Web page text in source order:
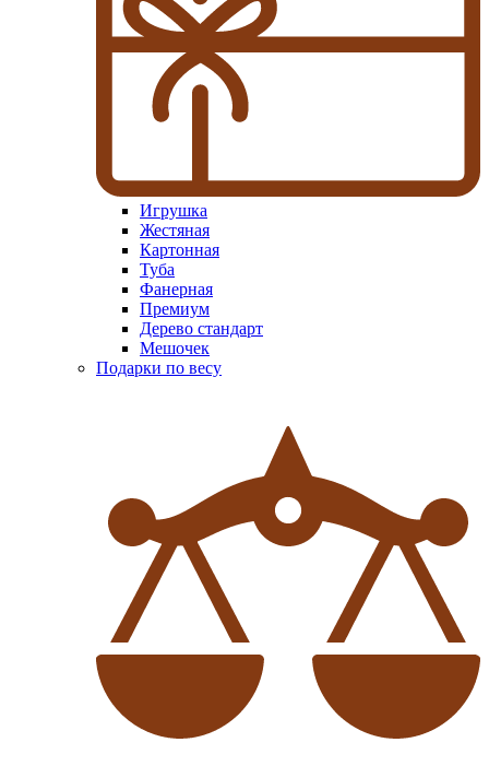
Игрушка
Жестяная
Картонная
Туба
Фанерная
Премиум
Дерево стандарт
Мешочек
Подарки по весу